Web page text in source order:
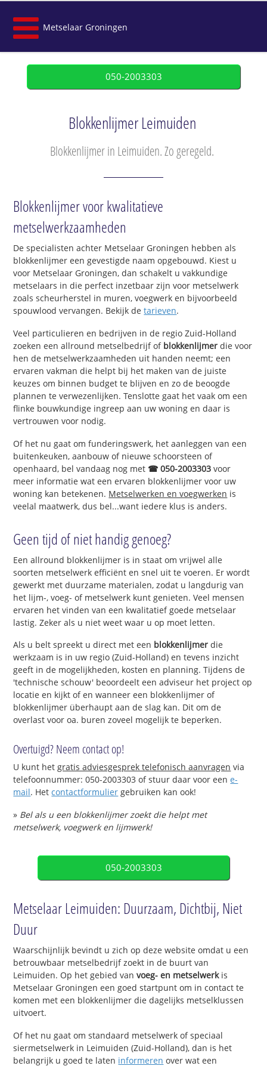
Metselaar Groningen
050-2003303
Blokkenlijmer Leimuiden
Blokkenlijmer in Leimuiden. Zo geregeld.
Blokkenlijmer voor kwalitatieve
metselwerkzaamheden
De specialisten achter Metselaar Groningen hebben als
blokkenlijmer een gevestigde naam opgebouwd. Kiest u
voor Metselaar Groningen, dan schakelt u vakkundige
metselaars in die perfect inzetbaar zijn voor metselwerk
zoals scheurherstel in muren, voegwerk en bijvoorbeeld
spouwlood vervangen. Bekijk detarieven.
Veel particulieren en bedrijven in de regio Zuid-Holland
zoeken een allround metselbedrijf of blokkenlijmer die voor
hen de metselwerkzaamheden uit handen neemt; een
ervaren vakman die helpt bij het maken van de juiste
keuzes om binnen budget te blijven en zo de beoogde
plannen te verwezenlijken. Tenslotte gaat het vaak om een
flinke bouwkundige ingreep aan uw woning en daar is
vertrouwen voor nodig.
Of het nu gaat om funderingswerk, het aanleggen van een
buitenkeuken, aanbouw of nieuwe schoorsteen of
openhaard, bel vandaag nog met ☎ 050-2003303 voor
meer informatie wat een ervaren blokkenlijmer voor uw
woning kan betekenen. Metselwerken en voegwerken is
veelal maatwerk, dus bel...want iedere klus is anders.
Geen tijd of niet handig genoeg?
Een allround blokkenlijmer is in staat om vrijwel alle
soorten metselwerk efficiënt en snel uit te voeren. Er wordt
gewerkt met duurzame materialen, zodat u langdurig van
het lijm-, voeg- of metselwerk kunt genieten. Veel mensen
ervaren het vinden van een kwalitatief goede metselaar
lastig. Zeker als u niet weet waar u op moet letten.
Als u belt spreekt u direct met een blokkenlijmer die
werkzaam is in uw regio (Zuid-Holland) en tevens inzicht
geeft in de mogelijkheden, kosten en planning. Tijdens de
'technische schouw' beoordeelt een adviseur het project op
locatie en kijkt of en wanneer een blokkenlijmer of
blokkenlijmer überhaupt aan de slag kan. Dit om de
overlast voor oa. buren zoveel mogelijk te beperken.
Overtuigd? Neem contact op!
U kunt hetgratis adviesgesprek telefonisch aanvragen via
telefoonnummer: 050-2003303 of stuur daar voor eene-
mail. Hetcontactformulier gebruiken kan ook!
» Bel als u een blokkenlijmer zoekt die helpt met
metselwerk, voegwerk en lijmwerk!
050-2003303
Metselaar Leimuiden: Duurzaam, Dichtbij, Niet
Duur
Waarschijnlijk bevindt u zich op deze website omdat u een
betrouwbaar metselbedrijf zoekt in de buurt van
Leimuiden. Op het gebied van voeg- en metselwerkis
Metselaar Groningen een goed startpunt om in contact te
komen met een blokkenlijmer die dagelijks metselklussen
uitvoert.
Of het nu gaat om standaard metselwerk of speciaal
siermetselwerk in Leimuiden (Zuid-Holland), dan is het
belangrijk u goed te laten informeren over wat een